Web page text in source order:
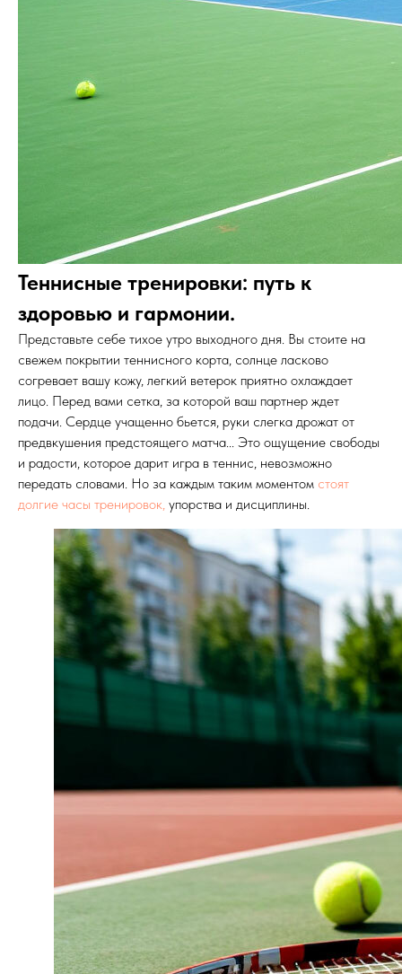
Теннисные тренировки: путь к
здоровью и гармонии.
Представьте себе тихое утро выходного дня. Вы стоите на
свежем покрытии теннисного корта, солнце ласково
согревает вашу кожу, легкий ветерок приятно охлаждает
лицо. Перед вами сетка, за которой ваш партнер ждет
подачи. Сердце учащенно бьется, руки слегка дрожат от
предвкушения предстоящего матча... Это ощущение свободы
и радости, которое дарит игра в теннис, невозможно
передать словами. Но за каждым таким моментом стоят
долгие часы тренировок, упорства и дисциплины.